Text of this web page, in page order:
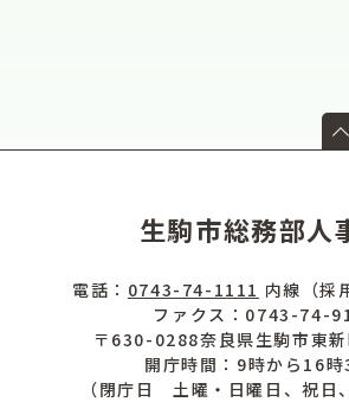
生駒市総務部人
電話： 0743-74-1111 内線（採
ファクス：0743-74-
〒630-0288奈良県生駒市東
開庁時間：9時から16時
（閉庁日 土曜・日曜日、祝日